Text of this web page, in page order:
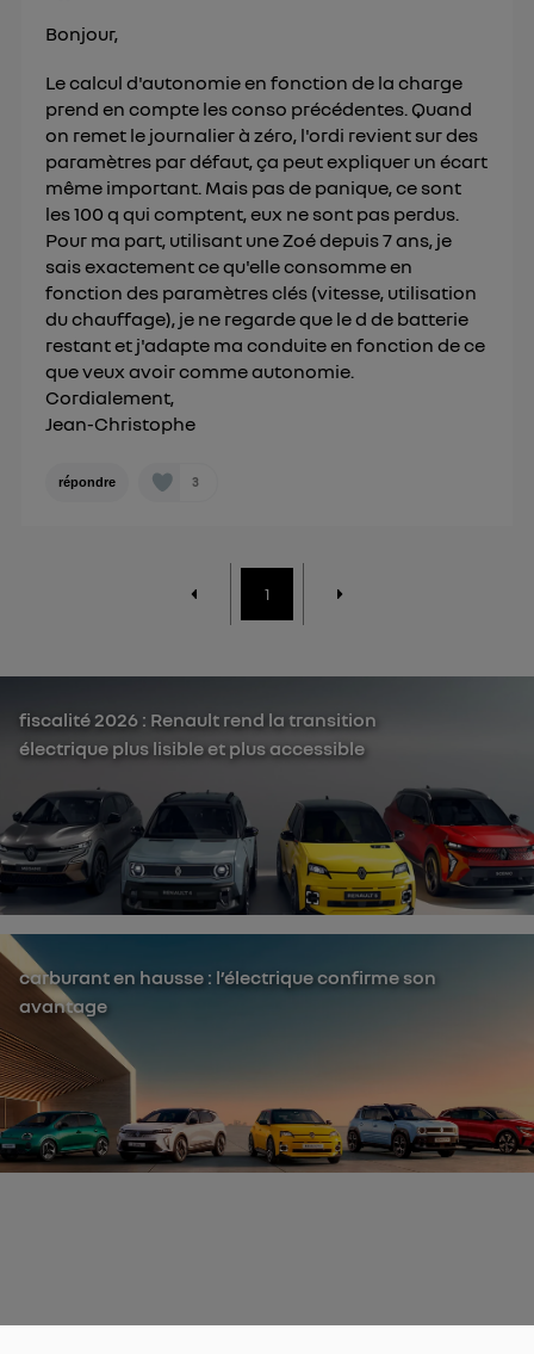
Bonjour,
Le calcul d'autonomie en fonction de la charge
prend en compte les conso précédentes. Quand
on remet le journalier à zéro, l'ordi revient sur des
paramètres par défaut, ça peut expliquer un écart
même important. Mais pas de panique, ce sont
les 100 q qui comptent, eux ne sont pas perdus.
Pour ma part, utilisant une Zoé depuis 7 ans, je
sais exactement ce qu'elle consomme en
fonction des paramètres clés (vitesse, utilisation
du chauffage), je ne regarde que le d de batterie
restant et j'adapte ma conduite en fonction de ce
que veux avoir comme autonomie.
Cordialement,
Jean-Christophe
répondre 3
1
fiscalité 2026 : Renault rend la transition
électrique plus lisible et plus accessible
carburant en hausse : l’électrique confirme son
avantage